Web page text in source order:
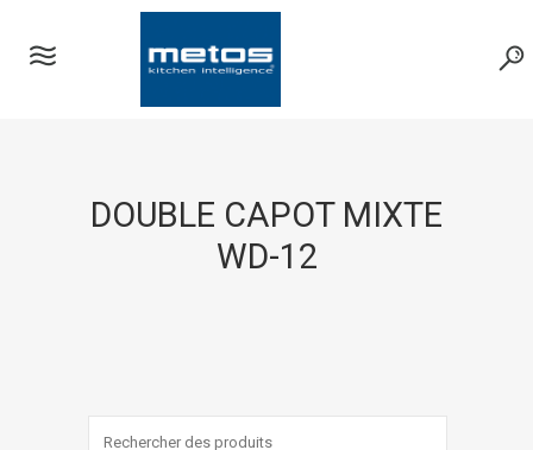
DOUBLE CAPOT MIXTE
WD-12